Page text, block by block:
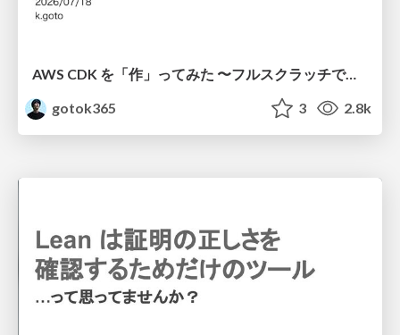
AWS CDK を「作」ってみた 〜フルスクラッチで見えた CDK の裏側〜 / aws-cdk-from-scratch
gotok365
3 2.8k